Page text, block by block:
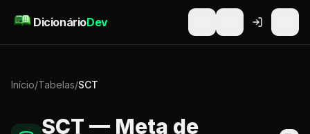
DicionárioDev
Início/Tabelas/SCT
SCT — Meta de